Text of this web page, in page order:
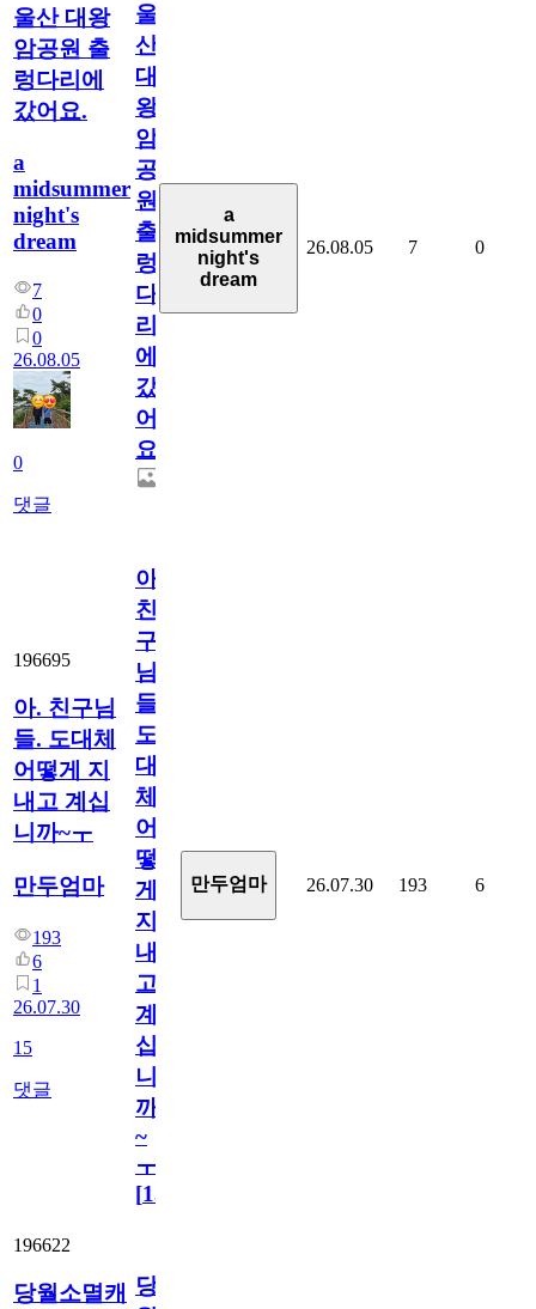
울산 대왕
암공원 출
렁다리에
갔어요.
a
midsummer
night's
dream
7
0
0
26.08.05
0
댓글
울
산
대
왕
암
공
원
출
렁
다
리
에
갔
어
요.
a
midsummer
night's
dream
26.08.05 7 0
196695
아. 친구님
들. 도대체
어떻게 지
내고 계십
니까~ㅜ
만두엄마
193
6
1
26.07.30
15
댓글
아.
친
구
님
들.
도
대
체
어
떻
게
지
내
고
계
십
니
까
~
ㅜ
[15
만두엄마 26.07.30 193 6
196622
당월소멸캐
당